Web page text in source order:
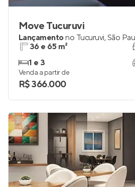
Move Tucuruvi
Lançamentono Tucuruvi,São
36 e 65 m²
1 e 3
Venda a partir de
R$ 366.000